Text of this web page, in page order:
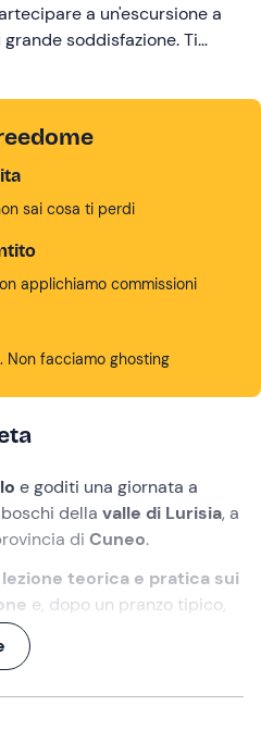
a un'escursione a
soddisfazione. Ti
il mio territorio!
sai cosa ti perdi
applichiamo commissioni
Non facciamo ghosting
e goditi una giornata a
della valle di Lurisia, a
di Cuneo.
lezione teorica e pratica sui
e, dopo un pranzo tipico,
una piacevole
e del relax, svolta in